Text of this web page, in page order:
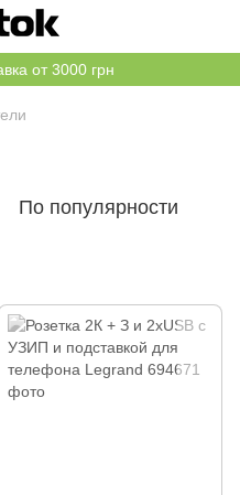
от 3000 грн
По популярности